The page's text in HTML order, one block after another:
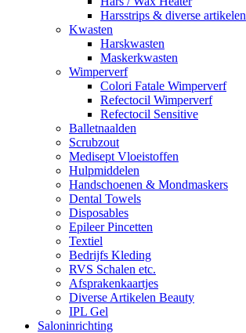
Harsstrips & diverse artikelen
Kwasten
Harskwasten
Maskerkwasten
Wimperverf
Colori Fatale Wimperverf
Refectocil Wimperverf
Refectocil Sensitive
Balletnaalden
Scrubzout
Medisept Vloeistoffen
Hulpmiddelen
Handschoenen & Mondmaskers
Dental Towels
Disposables
Epileer Pincetten
Textiel
Bedrijfs Kleding
RVS Schalen etc.
Afsprakenkaartjes
Diverse Artikelen Beauty
IPL Gel
Saloninrichting